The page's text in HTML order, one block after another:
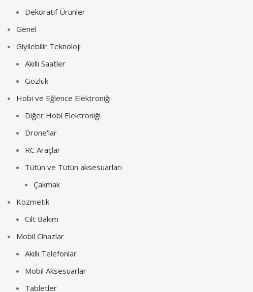
Dekoratif Ürünler
Genel
Giyilebilir Teknoloji
Akıllı Saatler
Gözlük
Hobi ve Eğlence Elektroniği
Diğer Hobi Elektroniği
Drone'lar
RC Araçlar
Tütün ve Tütün aksesuarları
Çakmak
Kozmetik
Cilt Bakım
Mobil Cihazlar
Akıllı Telefonlar
Mobil Aksesuarlar
Tabletler